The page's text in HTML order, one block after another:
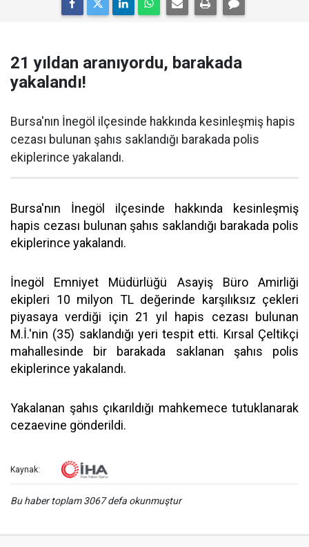
21 yıldan aranıyordu, barakada
yakalandı!
Bursa'nın İnegöl ilçesinde hakkında kesinleşmiş hapis
cezası bulunan şahıs saklandığı barakada polis
ekiplerince yakalandı.
Bursa'nın İnegöl ilçesinde hakkında kesinleşmiş
hapis cezası bulunan şahıs saklandığı barakada polis
ekiplerince yakalandı.
İnegöl Emniyet Müdürlüğü Asayiş Büro Amirliği
ekipleri 10 milyon TL değerinde karşılıksız çekleri
piyasaya verdiği için 21 yıl hapis cezası bulunan
M.İ.'nin (35) saklandığı yeri tespit etti. Kırsal Çeltikçi
mahallesinde bir barakada saklanan şahıs polis
ekiplerince yakalandı.
Yakalanan şahıs çıkarıldığı mahkemece tutuklanarak
cezaevine gönderildi.
Kaynak:
Bu haber toplam 3067 defa okunmuştur